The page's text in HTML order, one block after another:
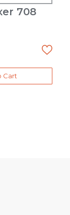
708
Cart